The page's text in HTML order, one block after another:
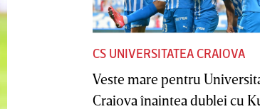
CS UNIVERSITATEA CRAIOVA
Veste mare pentru
Craiova înaintea dublei cu